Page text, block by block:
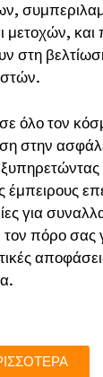
μετοχών, και
στη
όλο τον
στην
έμπειρους
για
πόρο σας